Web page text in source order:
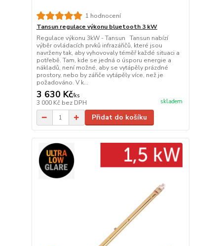
1 hodnocení
Tansun regulace výkonu bluetooth 3 kW
Regulace výkonu 3kW - Tansun Tansun nabízí
výběr ovládacích prvků infrazářičů, které jsou
navrženy tak, aby vyhovovaly téměř každé situaci a
potřebě. Tam, kde se jedná o úsporu energie a
nákladů, není možné, aby se vytápěly prázdné
prostory, nebo by zářiče vytápěly více, než je
požadováno. V k...
3 630 Kč/ks
3 000 Kč bez DPH skladem
Přidat do košíku